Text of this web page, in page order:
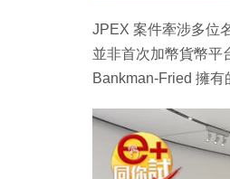
JPEX 案件牽涉多位
並非首次加幣貨幣平
Bankman-Fried 擁有